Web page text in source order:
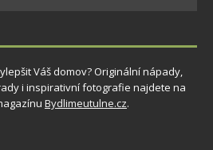
Váš domov? Originální nápady,
i inspirativní fotografie najdete na
Bydlimeutulne.cz.